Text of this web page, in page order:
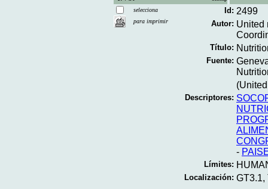
selecciona
para imprimir
Id: 2499
Autor: United
Título:
Fuente:
Descriptores:
-
Límites:
Localización: GT3.1,